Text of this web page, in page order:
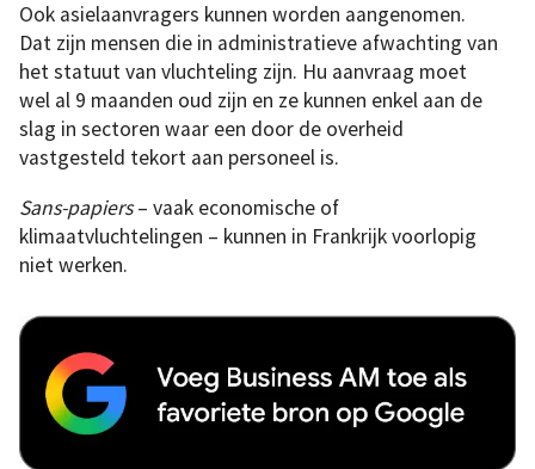
Ook asielaanvragers kunnen worden aangenomen.
Dat zijn mensen die in administratieve afwachting van
het statuut van vluchteling zijn. Hu aanvraag moet
wel al 9 maanden oud zijn en ze kunnen enkel aan de
slag in sectoren waar een door de overheid
vastgesteld tekort aan personeel is.
Sans-papiers– vaak economische of
klimaatvluchtelingen – kunnen in Frankrijk voorlopig
niet werken.